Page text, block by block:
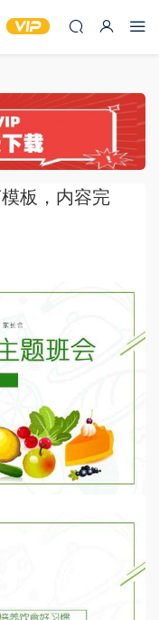
板，内容完